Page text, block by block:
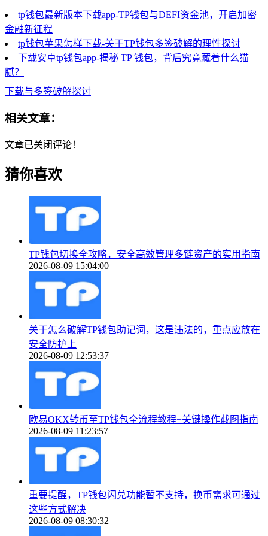
tp钱包最新版本下载app-TP钱包与DEFI资金池，开启加密
金融新征程
tp钱包苹果怎样下载-关于TP钱包多签破解的理性探讨
下载安卓tp钱包app-揭秘 TP 钱包，背后究竟藏着什么猫
腻？
下载与多签破解探讨
相关文章：
文章已关闭评论！
猜你喜欢
TP钱包切换全攻略，安全高效管理多链资产的实用指南
2026-08-09 15:04:00
关于怎么破解TP钱包助记词，这是违法的，重点应放在
安全防护上
2026-08-09 12:53:37
欧易OKX转币至TP钱包全流程教程+关键操作截图指南
2026-08-09 11:23:57
重要提醒，TP钱包闪兑功能暂不支持，换币需求可通过
这些方式解决
2026-08-09 08:30:32